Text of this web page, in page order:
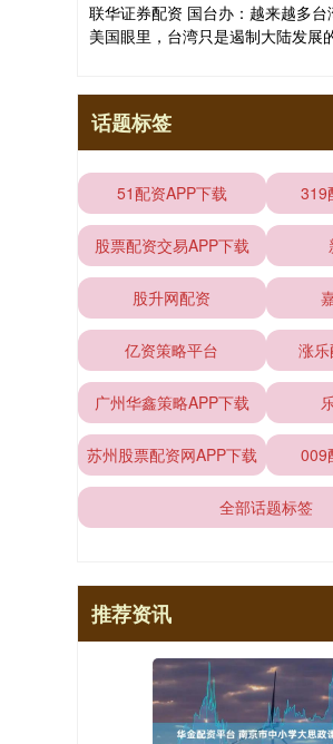
联华证券配资 国台办：越来越多
美国眼里，台湾只是遏制大陆发展
话题标签
51配资APP下载 319
股票配资交易APP下载
股升网配资
亿资策略平台 涨
广州华鑫策略APP下载
苏州股票配资网APP下载 009
全部话题标签
推荐资讯